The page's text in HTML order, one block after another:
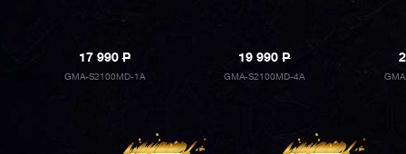
17 990P
GMA-S2100MD-1A
19 990P
GMA-S2100MD-4A